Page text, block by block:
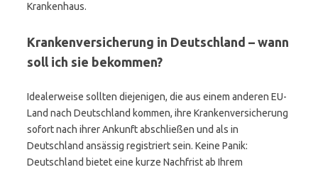
Krankenhaus.
Krankenversicherung in Deutschland – wann
soll ich sie bekommen?
Idealerweise sollten diejenigen, die aus einem anderen EU-
Land nach Deutschland kommen, ihre Krankenversicherung
sofort nach ihrer Ankunft abschließen und als in
Deutschland ansässig registriert sein. Keine Panik:
Deutschland bietet eine kurze Nachfrist ab Ihrem